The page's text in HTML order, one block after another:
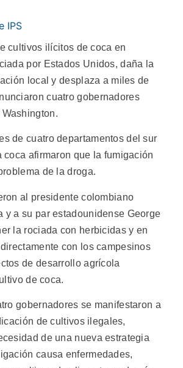
IPS
cultivos ilícitos de coca en
por Estados Unidos, daña la
local y desplaza a miles de
cuatro gobernadores
de cuatro departamentos del sur
coca afirmaron que la fumigación
de la droga.
al presidente colombiano
y a su par estadounidense George
la rociada con herbicidas y en
con los campesinos
de desarrollo agrícola
de coca.
gobernadores se manifestaron a
de cultivos ilegales,
de una nueva estrategia
causa enfermedades,